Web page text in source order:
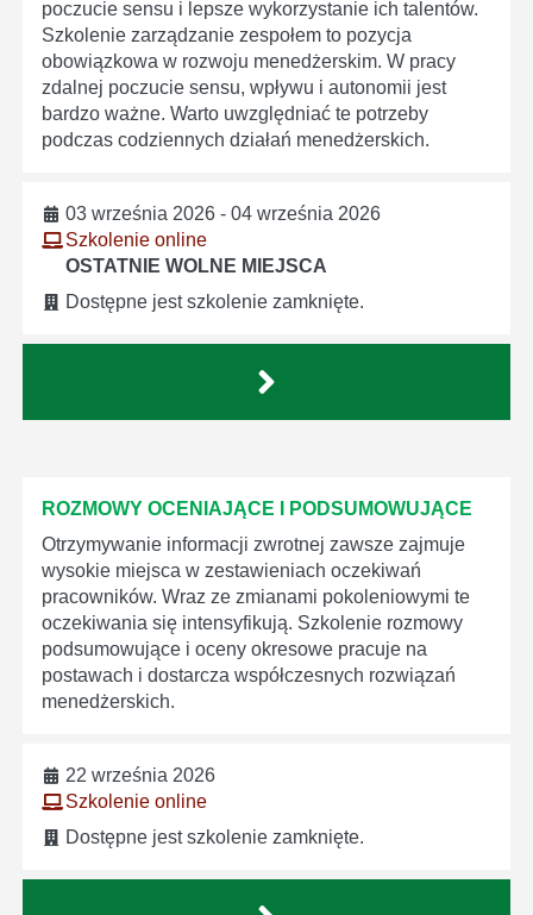
poczucie sensu i lepsze wykorzystanie ich talentów.
Szkolenie zarządzanie zespołem to pozycja
obowiązkowa w rozwoju menedżerskim. W pracy
zdalnej poczucie sensu, wpływu i autonomii jest
bardzo ważne. Warto uwzględniać te potrzeby
podczas codziennych działań menedżerskich.
03 września 2026 - 04 września 2026
Szkolenie online
OSTATNIE WOLNE MIEJSCA
Dostępne jest szkolenie zamknięte.
ROZMOWY OCENIAJĄCE I PODSUMOWUJĄCE
Otrzymywanie informacji zwrotnej zawsze zajmuje
wysokie miejsca w zestawieniach oczekiwań
pracowników. Wraz ze zmianami pokoleniowymi te
oczekiwania się intensyfikują. Szkolenie rozmowy
podsumowujące i oceny okresowe pracuje na
postawach i dostarcza współczesnych rozwiązań
menedżerskich.
22 września 2026
Szkolenie online
Dostępne jest szkolenie zamknięte.